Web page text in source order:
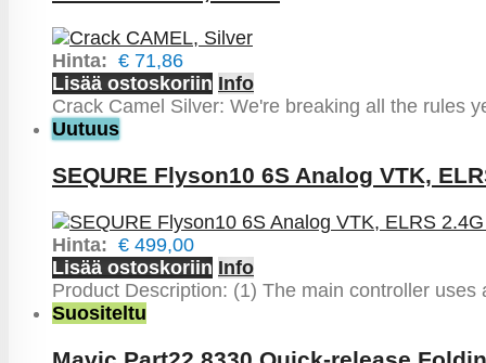
Hinta: € 71,86
Lisää ostoskoriin Info
Crack Camel Silver: We're breaking all the rules
Uutuus
SEQURE Flyson10 6S Analog VTK,
Hinta: € 499,00
Lisää ostoskoriin Info
Product Description: (1) The main controller
Suositeltu